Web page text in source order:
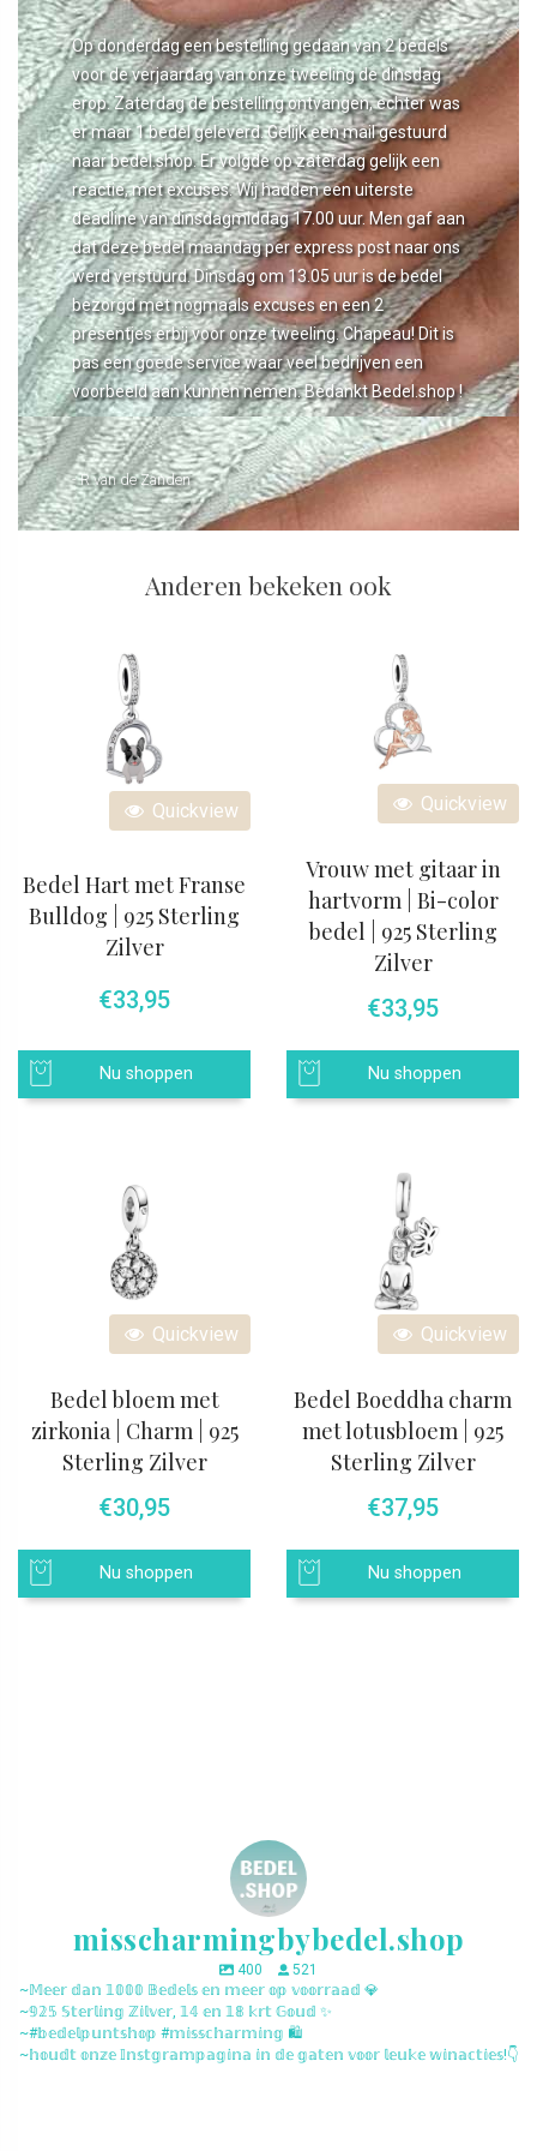
Op donderdag een bestelling gedaan van 2 bedels
voor de verjaardag van onze tweeling de dinsdag
erop. Zaterdag de bestelling ontvangen, echter was
er maar 1 bedel geleverd. Gelijk een mail gestuurd
naar bedel.shop. Er volgde op zaterdag gelijk een
reactie, met excuses. Wij hadden een uiterste
deadline van dinsdagmiddag 17.00 uur. Men gaf aan
dat deze bedel maandag per express post naar ons
werd verstuurd. Dinsdag om 13.05 uur is de bedel
bezorgd met nogmaals excuses en een 2
presentjes erbij voor onze tweeling. Chapeau! Dit is
pas een goede service waar veel bedrijven een
voorbeeld aan kunnen nemen. Bedankt Bedel.shop !
- R van de Zanden
Anderen bekeken ook
Quickview
Bedel Hart met Franse
Bulldog | 925 Sterling
Zilver
€33,95
Nu shoppen
Quickview
Vrouw met gitaar in
hartvorm | Bi-color
bedel | 925 Sterling
Zilver
€33,95
Nu shoppen
Quickview
Bedel bloem met
zirkonia | Charm | 925
Sterling Zilver
€30,95
Nu shoppen
Quickview
Bedel Boeddha charm
met lotusbloem | 925
Sterling Zilver
€37,95
Nu shoppen
misscharmingbybedel.shop
400
521
~𝕄𝕖𝕖𝕣 𝕕𝕒𝕟 𝟙𝟘𝟘𝟘 𝔹𝕖𝕕𝕖𝕝𝕤 𝕖𝕟 𝕞𝕖𝕖𝕣 𝕠𝕡 𝕧𝕠𝕠𝕣𝕣𝕒𝕒𝕕 💎
~𝟡𝟚𝟝 𝕊𝕥𝕖𝕣𝕝𝕚𝕟𝕘 ℤ𝕚𝕝𝕧𝕖𝕣, 𝟙𝟜 𝕖𝕟 𝟙𝟠 𝕜𝕣𝕥 𝔾𝕠𝕦𝕕 ✨
~#𝕓𝕖𝕕𝕖𝕝𝕡𝕦𝕟𝕥𝕤𝕙𝕠𝕡 #𝕞𝕚𝕤𝕤𝕔𝕙𝕒𝕣𝕞𝕚𝕟𝕘 🛍️
~𝕙𝕠𝕦𝕕𝕥 𝕠𝕟𝕫𝕖 𝕀𝕟𝕤𝕥𝕘𝕣𝕒𝕞𝕡𝕒𝕘𝕚𝕟𝕒 𝕚𝕟 𝕕𝕖 𝕘𝕒𝕥𝕖𝕟 𝕧𝕠𝕠𝕣 𝕝𝕖𝕦𝕜𝕖 𝕨𝕚𝕟𝕒𝕔𝕥𝕚𝕖𝕤!👇